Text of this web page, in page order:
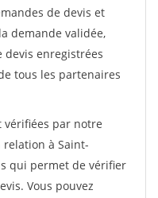
de devis et
demande validée,
devis enregistrées
tous les partenaires
vérifiées par notre
à Saint-
qui permet de vérifier
Vous pouvez